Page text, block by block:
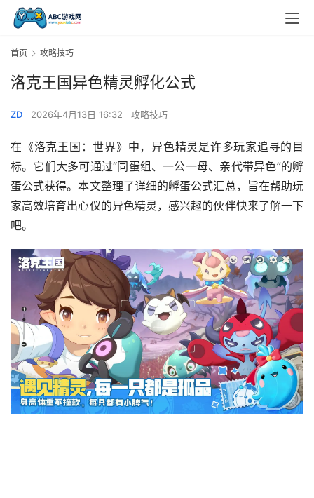
首页 攻略技巧
洛克王国异色精灵孵化公式
ZD 2026年4月13日 16:32 攻略技巧
在《洛克王国：世界》中，异色精灵是许多玩家追寻的目
标。它们大多可通过“同蛋组、一公一母、亲代带异色”的孵
蛋公式获得。本文整理了详细的孵蛋公式汇总，旨在帮助玩
家高效培育出心仪的异色精灵，感兴趣的伙伴快来了解一下
吧。